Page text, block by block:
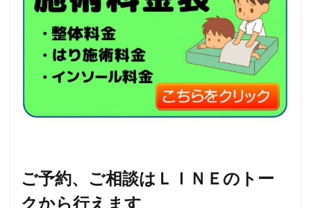
ご予約、ご相談はＬＩＮＥのトー
クから行えます